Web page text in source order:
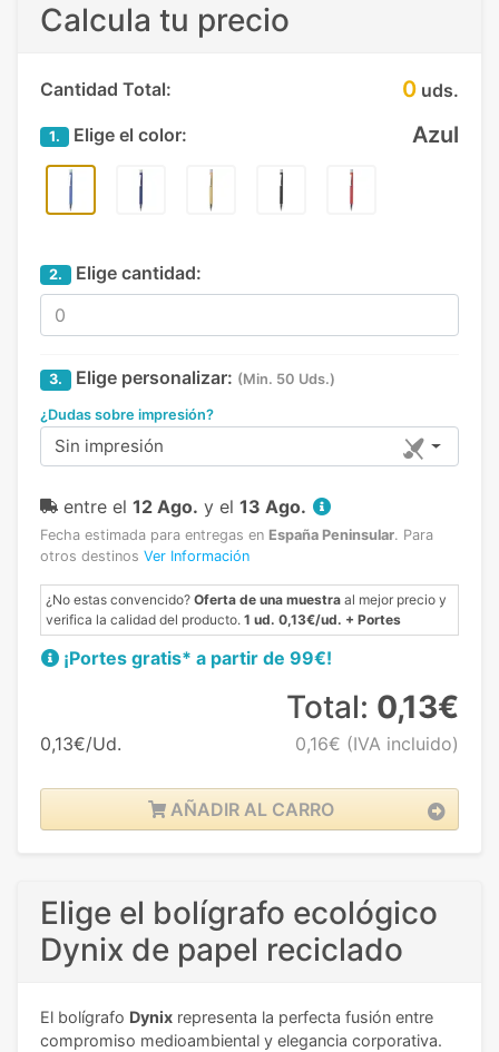
Calcula tu precio
Cantidad Total: 0 uds.
1. Elige el color: Azul
2. Elige cantidad:
3. Elige personalizar: (Min. 50 Uds.)
¿Dudas sobre impresión?
Sin impresión
entre el 12 Ago. y el 13 Ago.
Fecha estimada para entregas en España Peninsular. Para
otros destinos Ver Información
¿No estas convencido? Oferta de una muestra al mejor precio y
verifica la calidad del producto. 1 ud. 0,13€/ud. + Portes
¡Portes gratis* a partir de 99€!
0,13€/Ud.
Total: 0,13€
0,16€ (IVA incluido)
AÑADIR AL CARRO
Elige el bolígrafo ecológico
Dynix de papel reciclado
El bolígrafo Dynix representa la perfecta fusión entre
compromiso medioambiental y elegancia corporativa.